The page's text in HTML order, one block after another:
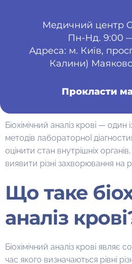
Медичний центр
Пн-Нд. 9:00
Адреса: м. Київ,
Калини)
Прокласти
Біохімічний аналіз крові —
методів лабораторної
оцінити стан внутрішніх
виявити різні захворювання на
Що таке
аналіз
Біохімічний аналіз крові являє
час якого визначаються рівні